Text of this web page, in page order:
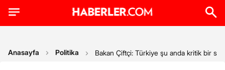
Anasayfa Politika Bakan Çiftçi: Türkiye şu anda kritik bir